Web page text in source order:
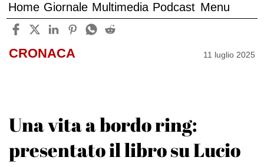
Home Giornale Multimedia Podcast Menu
CRONACA 11 luglio 2025
Una vita a bordo ring:
presentato il libro su Lucio